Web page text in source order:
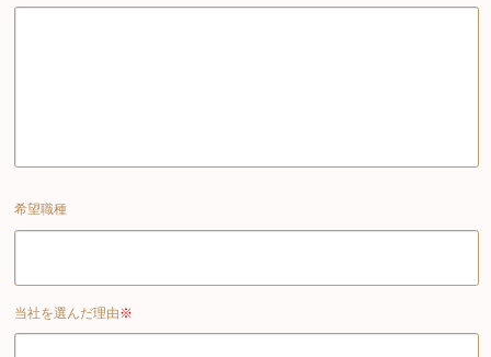
希望職種
当社を選んだ理由※